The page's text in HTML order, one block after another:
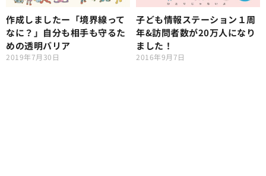
作成しましたー「境界線って
なに？」自分も相手も守るた
めの透明バリア
2019年7月30日
子ども情報ステーション１周
年&訪問者数が20万人になり
ました！
2016年9月7日